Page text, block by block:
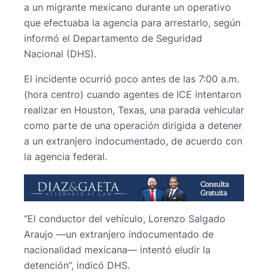
a un migrante mexicano durante un operativo
que efectuaba la agencia para arrestarlo, según
informó el Departamento de Seguridad
Nacional (DHS).
El incidente ocurrió poco antes de las 7:00 a.m.
(hora centro) cuando agentes de ICE intentaron
realizar en Houston, Texas, una parada vehicular
como parte de una operación dirigida a detener
a un extranjero indocumentado, de acuerdo con
la agencia federal.
“El conductor del vehículo, Lorenzo Salgado
Araujo —un extranjero indocumentado de
nacionalidad mexicana— intentó eludir la
detención”, indicó DHS.